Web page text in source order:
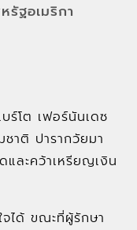
ฐอเมริกา
ร์โต เฟอร์นันเดซ
าติ ปารากวัยมา
ละคว้าเหรียญเงิน
ได้ ขณะที่ผู้รักษา